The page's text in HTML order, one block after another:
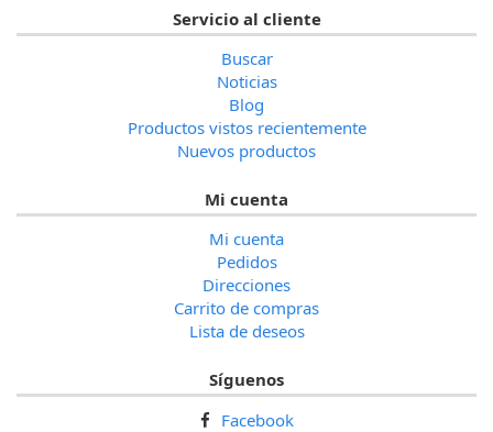
Servicio al cliente
Buscar
Noticias
Blog
Productos vistos recientemente
Nuevos productos
Mi cuenta
Mi cuenta
Pedidos
Direcciones
Carrito de compras
Lista de deseos
Síguenos
Facebook